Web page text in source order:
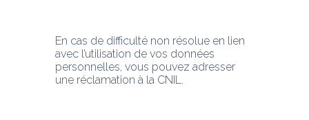
En cas de difficulté non résolue en lien
avec l’utilisation de vos données
personnelles, vous pouvez adresser
une réclamation à la CNIL.